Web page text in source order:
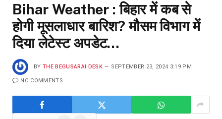
Bihar Weather : बिहार में कब से
होगी मूसलाधार बारिश? मौसम विभाग में
दिया लेटेस्ट अपडेट…
BY THE BEGUSARAI DESK SEPTEMBER 23, 2024 3:19 PM
NO COMMENTS